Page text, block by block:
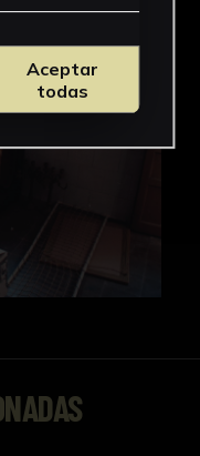
Aceptar
todas